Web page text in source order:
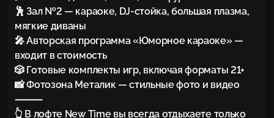
🕺 Зал №2 — караоке, DJ-стойка, большая плазма,
мягкие диваны
🎤 Авторская программа «Юморное караоке» —
входит в стоимость
🎲 Готовые комплекты игр, включая форматы 21+
📸 Фотозона Металик — стильные фото и видео
⸻
👆 В лофте New Time вы всегда отдыхаете только